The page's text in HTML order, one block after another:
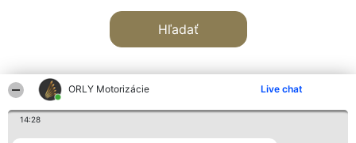
ORLY Motorizácie Live chat
14:28
Hľadať